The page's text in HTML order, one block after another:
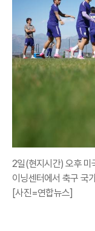
2일(현지시간) 오후 미
이닝센터에서 축구 국
[사진=연합뉴스]